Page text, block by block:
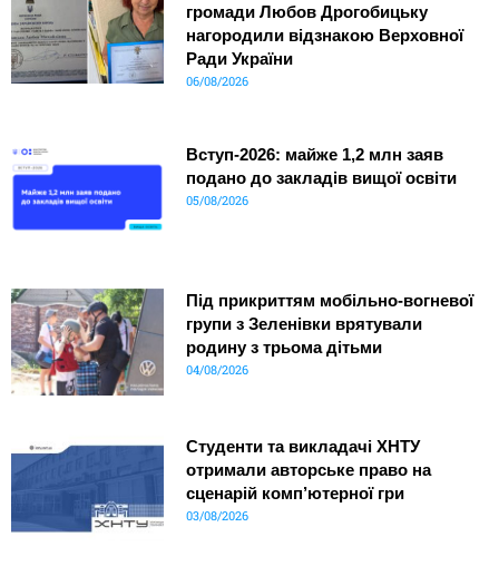
громади Любов Дрогобицьку
нагородили відзнакою Верховної
Ради України
06/08/2026
Вступ-2026: майже 1,2 млн заяв
подано до закладів вищої освіти
05/08/2026
Під прикриттям мобільно-вогневої
групи з Зеленівки врятували
родину з трьома дітьми
04/08/2026
Студенти та викладачі ХНТУ
отримали авторське право на
сценарій комп’ютерної гри
03/08/2026